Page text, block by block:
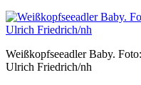
Weißkopfseeadler Baby.
Ulrich Friedrich/nh